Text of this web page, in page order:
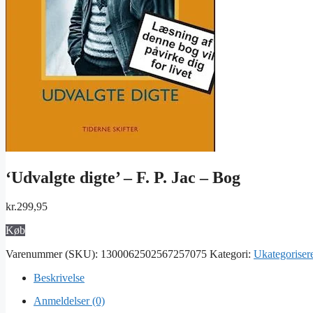
‘Udvalgte digte’ – F. P. Jac – Bog
kr.299,95
Køb
Varenummer (SKU): 1300062502567257075 Kategori:
Beskrivelse
Anmeldelser (0)